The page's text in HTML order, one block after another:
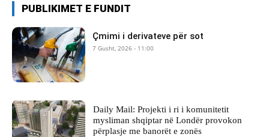
PUBLIKIMET E FUNDIT
Çmimi i derivateve për sot
7 Gusht, 2026 - 11:00
Daily Mail: Projekti i ri i komunitetit
mysliman shqiptar në Londër provokon
përplasje me banorët e zonës